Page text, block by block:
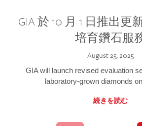
GIA 於 10 月 1 日推出更
培育鑽石服
August 25, 2025
GIA will launch revised evaluation
laboratory-grown diamonds
続きを読む